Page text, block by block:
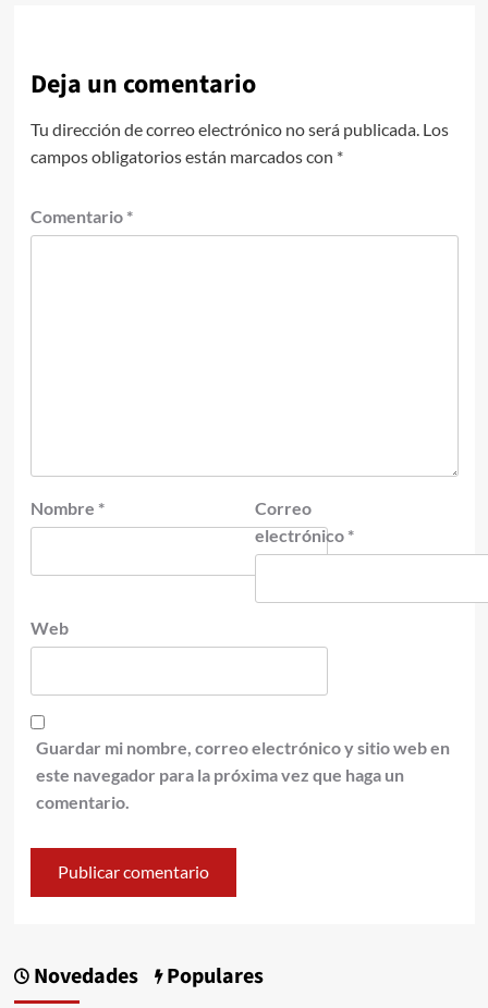
Deja un comentario
Tu dirección de correo electrónico no será publicada. Los
campos obligatorios están marcados con *
Comentario *
Nombre *
Correo
electrónico *
Web
Guardar mi nombre, correo electrónico y sitio web en
este navegador para la próxima vez que haga un
comentario.
Novedades Populares